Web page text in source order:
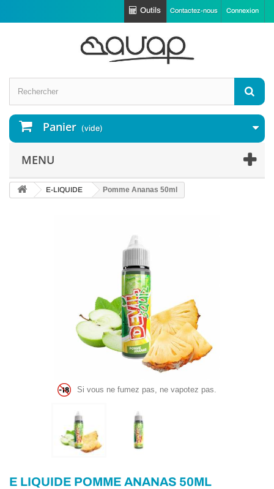
Connexion
Contactez-nous
Outils
Panier (vide)
MENU
E-LIQUIDE Pomme Ananas 50ml
Si vous ne fumez pas, ne vapotez pas.
E LIQUIDE POMME ANANAS 50ML